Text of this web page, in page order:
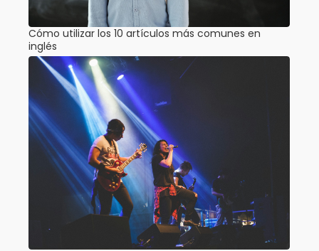
Cómo utilizar los 10 artículos más comunes en
inglés